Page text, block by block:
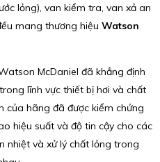
lỏng), van kiểm tra, van xả an
mang thương hiệu Watson
Watson McDaniel đã khẳng định
lĩnh vực thiết bị hơi và chất
của hãng đã được kiểm chứng
hiệu suất và độ tin cậy cho các
nhiệt và xử lý chất lỏng trong